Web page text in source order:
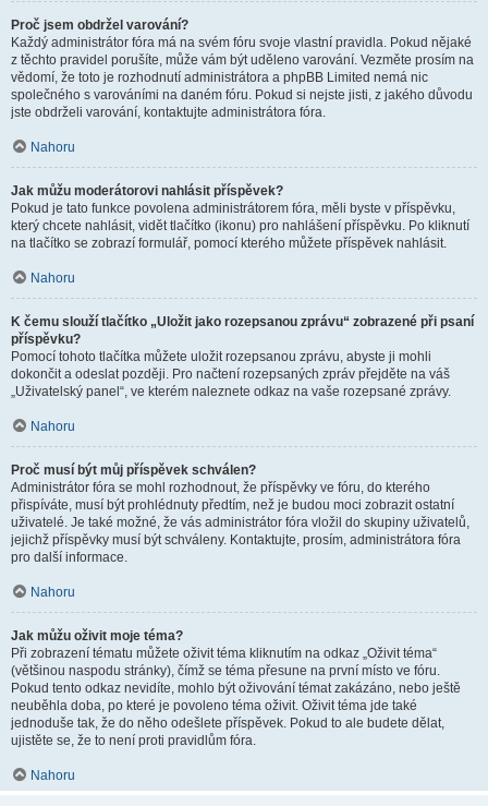
Proč jsem obdržel varování?
Každý administrátor fóra má na svém fóru svoje vlastní pravidla. Pokud nějaké
z těchto pravidel porušíte, může vám být uděleno varování. Vezměte prosím na
vědomí, že toto je rozhodnutí administrátora a phpBB Limited nemá nic
společného s varováními na daném fóru. Pokud si nejste jisti, z jakého důvodu
jste obdrželi varování, kontaktujte administrátora fóra.
Nahoru
Jak můžu moderátorovi nahlásit příspěvek?
Pokud je tato funkce povolena administrátorem fóra, měli byste v příspěvku,
který chcete nahlásit, vidět tlačítko (ikonu) pro nahlášení příspěvku. Po kliknutí
na tlačítko se zobrazí formulář, pomocí kterého můžete příspěvek nahlásit.
Nahoru
K čemu slouží tlačítko „Uložit jako rozepsanou zprávu“ zobrazené při psaní
příspěvku?
Pomocí tohoto tlačítka můžete uložit rozepsanou zprávu, abyste ji mohli
dokončit a odeslat později. Pro načtení rozepsaných zpráv přejděte na váš
„Uživatelský panel“, ve kterém naleznete odkaz na vaše rozepsané zprávy.
Nahoru
Proč musí být můj příspěvek schválen?
Administrátor fóra se mohl rozhodnout, že příspěvky ve fóru, do kterého
přispíváte, musí být prohlédnuty předtím, než je budou moci zobrazit ostatní
uživatelé. Je také možné, že vás administrátor fóra vložil do skupiny uživatelů,
jejichž příspěvky musí být schváleny. Kontaktujte, prosím, administrátora fóra
pro další informace.
Nahoru
Jak můžu oživit moje téma?
Při zobrazení tématu můžete oživit téma kliknutím na odkaz „Oživit téma“
(většinou naspodu stránky), čímž se téma přesune na první místo ve fóru.
Pokud tento odkaz nevidíte, mohlo být oživování témat zakázáno, nebo ještě
neuběhla doba, po které je povoleno téma oživit. Oživit téma jde také
jednoduše tak, že do něho odešlete příspěvek. Pokud to ale budete dělat,
ujistěte se, že to není proti pravidlům fóra.
Nahoru